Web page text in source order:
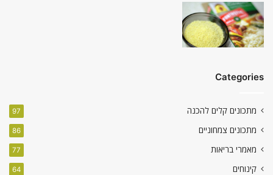
Categories
מתכונים קלים להכנה 97
מתכונים צמחוניים 86
מאמרי בריאות 77
קינוחים 64